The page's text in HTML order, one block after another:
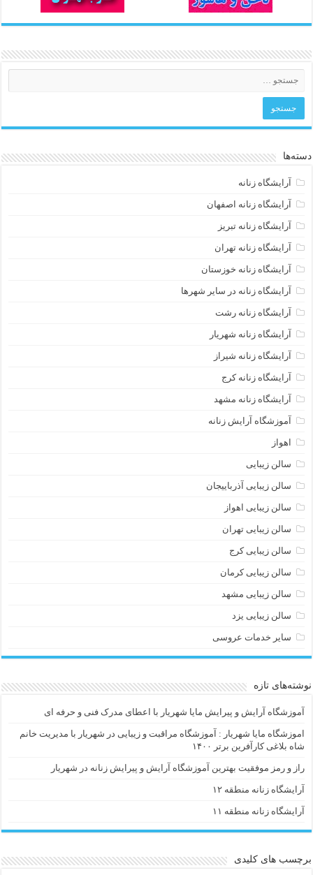
دسته‌ها
آرایشگاه زنانه
آرایشگاه زنانه اصفهان
آرایشگاه زنانه تبریز
آرایشگاه زنانه تهران
آرایشگاه زنانه خوزستان
آرایشگاه زنانه در سایر شهرها
آرایشگاه زنانه رشت
آرایشگاه زنانه شهریار
آرایشگاه زنانه شیراز
آرایشگاه زنانه کرج
آرایشگاه زنانه مشهد
آموزشگاه آرایش زنانه
اهواز
سالن زیبایی
سالن زیبایی آذرباییجان
سالن زیبایی اهواز
سالن زیبایی تهران
سالن زیبایی کرج
سالن زیبایی کرمان
سالن زیبایی مشهد
سالن زیبایی یزد
سایر خدمات عروسی
نوشته‌های تازه
آموزشگاه آرایش و پیرایش مایا شهریار با اعطای مدرک فنی و حرفه ای
اموزشگاه مایا شهریار : آموزشگاه مراقبت و زیبایی در شهریار با مدیریت خانم
شاه بلاغی کارآفرین برتر ۱۴۰۰
راز و رمز موفقیت بهترین آموزشگاه آرایش و پیرایش زنانه در شهریار
آرایشگاه زنانه منطقه ۱۲
آرایشگاه زنانه منطقه ۱۱
برچسب های کلیدی